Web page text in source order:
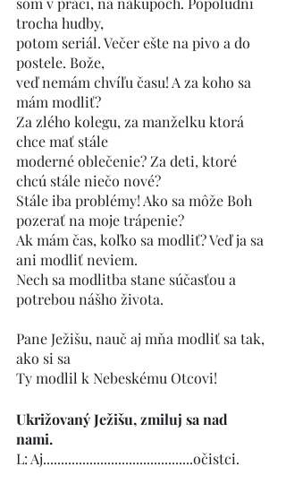
trocha hudby,
potom seriál. Večer ešte na pivo a do
postele. Bože,
veď nemám chvíľu času! A za koho sa
mám modliť?
Za zlého kolegu, za manželku ktorá
chce mať stále
moderné oblečenie? Za deti, ktoré
chcú stále niečo nové?
Stále iba problémy! Ako sa môže Boh
pozerať na moje trápenie?
Ak mám čas, koľko sa modliť? Veď ja sa
ani modliť neviem.
Nech sa modlitba stane súčasťou a
potrebou nášho života.
Pane Ježišu, nauč aj mňa modliť sa tak,
ako si sa
Ty modlil k Nebeskému Otcovi!
Ukrižovaný Ježišu, zmiluj sa nad
nami.
L: Aj..........................................očistci.